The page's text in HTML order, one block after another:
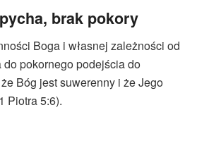
brak pokory
Boga i własnej zależności od
pokornego podejścia do
Bóg jest suwerenny i że Jego
Piotra 5:6).